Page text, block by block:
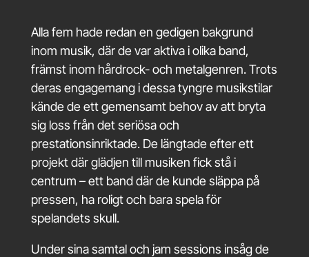
Alla fem hade redan en gedigen bakgrund
inom musik, där de var aktiva i olika band,
främst inom hårdrock- och metalgenren. Trots
deras engagemang i dessa tyngre musikstilar
kände de ett gemensamt behov av att bryta
sig loss från det seriösa och
prestationsinriktade. De längtade efter ett
projekt där glädjen till musiken fick stå i
centrum – ett band där de kunde släppa på
pressen, ha roligt och bara spela för
spelandets skull.
Under sina samtal och jam sessions insåg de